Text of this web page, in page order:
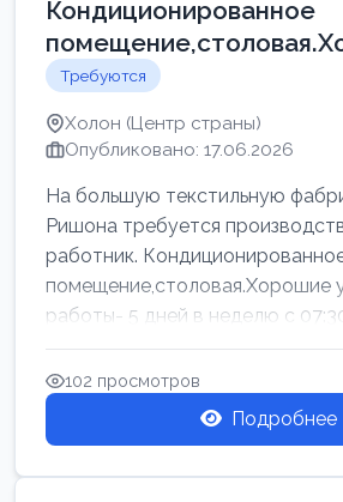
Кондиционированное
Требуются
Холон (Центр страны)
Опубликовано: 17.06.2026
На большую текстильную
Ришона требуется
работник.
помещение,столовая.Хорошие
работы- 5 дней в неделю с
17:00.Высокая за...
102 просмотров
Подробнее